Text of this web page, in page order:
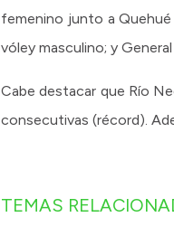
femenino junto a Quehué
vóley masculino; y
Cabe destacar que Río
consecutivas (récord).
TEMAS